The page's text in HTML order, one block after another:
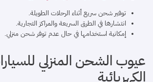
توفير شحن سريع أثناء الرحلات الطويلة.
انتشارها في الطرق السريعة والمراكز التجارية.
إمكانية استخدامها في حال عدم توفر شحن منزلي.
عيوب الشحن المنزلي
الكهربائية